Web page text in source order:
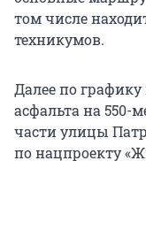
том числе
техникумов.
Далее по
асфальта на 550-
части улицы
по нацпроекту